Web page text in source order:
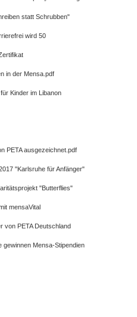
statt Schrubben"
wird 50
in der Mensa.pdf
Kinder im Libanon
PETA ausgezeichnet.pdf
"Karlsruhe für Anfänger"
"Butterflies"
mensaVital
von PETA Deutschland
gewinnen Mensa-Stipendien